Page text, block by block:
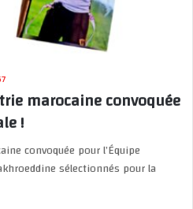
marocaine convoquée
!
convoquée pour l’Équipe
sélectionnés pour la